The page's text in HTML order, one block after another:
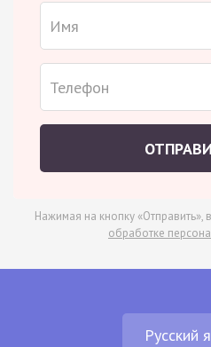
Нажимая на кнопку «Отправить»,
обработке
Русский